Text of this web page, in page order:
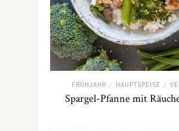
FRÜHJAHR / HAUPTSPEISE /
Spargel-Pfanne mit